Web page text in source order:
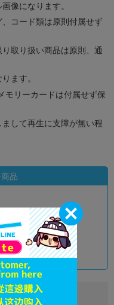
像になります。
コード類は原則付属せず
取り扱い商品は原則、通
ます。
モリーカードは付属せず保
して再生に支障が無い程
品